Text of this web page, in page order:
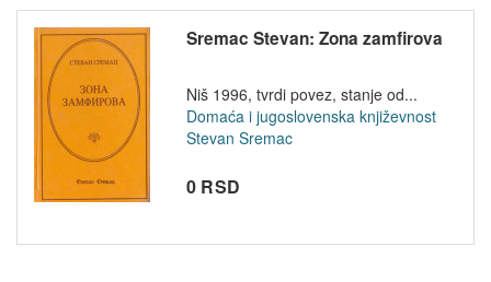
Sremac Stevan: Zona zamfirova
Niš 1996, tvrdi povez, stanje od...
Domaća i jugoslovenska književnost
Stevan Sremac
0 RSD